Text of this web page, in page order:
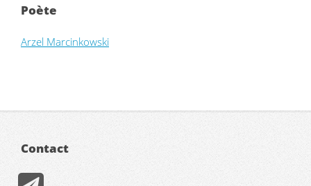
Poète
Arzel Marcinkowski
Contact